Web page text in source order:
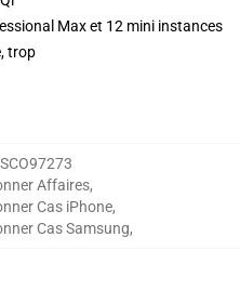
Max et 12 mini instances
trop
Affaires,
Cas iPhone,
Cas Samsung,